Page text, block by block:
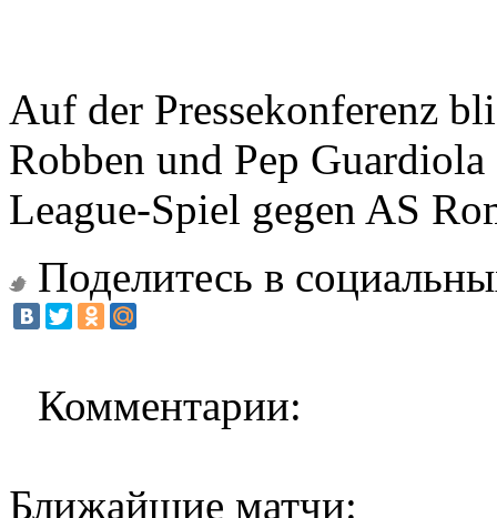
Auf der Pressekonferenz
Robben und Pep
League-Spiel gegen AS
Поделитесь в
Комментарии:
Ближайшие матчи: